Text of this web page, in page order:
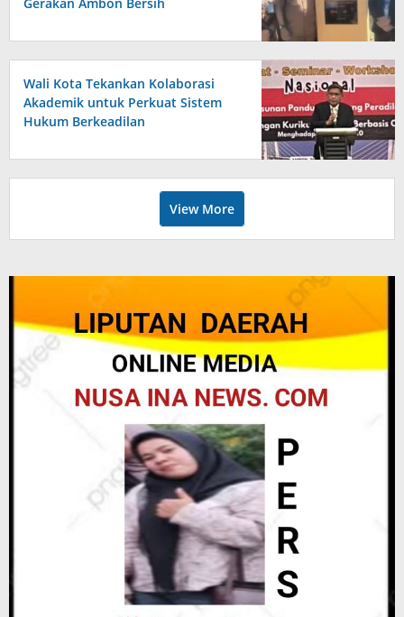
Wali Kota Tekankan Kolaborasi
Akademik untuk Perkuat Sistem
Hukum Berkeadilan
View More